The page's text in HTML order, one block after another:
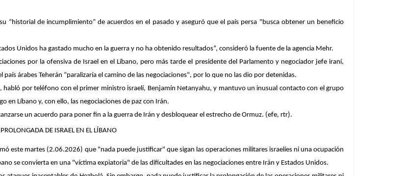
“historial de incumplimiento” de acuerdos en el pasado y aseguró que el país persa "busca obtener un beneficio
Unidos ha gastado mucho en la guerra y no ha obtenido resultados”, consideró la fuente de la agencia Mehr.
por la ofensiva de Israel en el Líbano, pero más tarde el presidente del Parlamento y negociador jefe iraní,
árabes Teherán “paralizaría el camino de las negociaciones", por lo que no las dio por detenidas.
habló por teléfono con el primer ministro israelí, Benjamín Netanyahu, y mantuvo un inusual contacto con el grupo
en Líbano y, con ello, las negociaciones de paz con Irán.
un acuerdo para poner fin a la guerra de Irán y desbloquear el estrecho de Ormuz. (efe, rtr).
DE ISRAEL EN EL LÍBANO
este martes (2.06.2026) que "nada puede justificar" que sigan las operaciones militares israelíes ni una ocupación
se convierta en una "víctima expiatoria" de las dificultades en las negociaciones entre Irán y Estados Unidos.